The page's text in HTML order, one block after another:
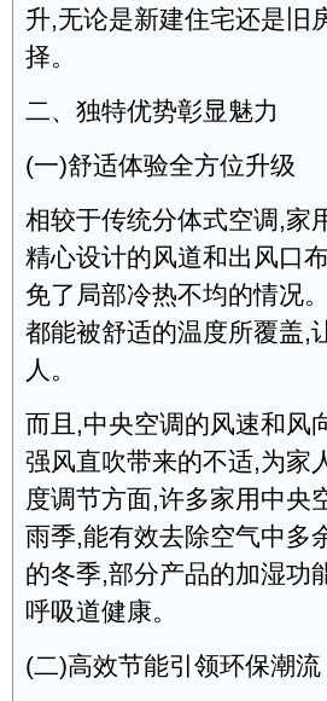
升,无论是新建住宅还是旧
择。
二、独特优势彰显魅力
(一)舒适体验全方位升级
相较于传统分体式空调,家
精心设计的风道和出风口
免了局部冷热不均的情况
都能被舒适的温度所覆盖,
人。
而且,中央空调的风速和风
强风直吹带来的不适,为家
度调节方面,许多家用中央
雨季,能有效去除空气中多
的冬季,部分产品的加湿功
呼吸道健康。
(二)高效节能引领环保潮流